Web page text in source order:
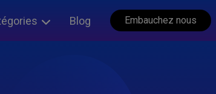
Blog Embauchez nous